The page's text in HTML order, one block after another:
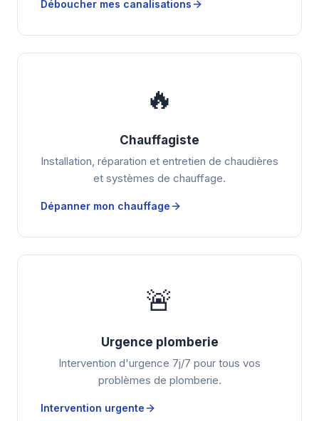
Déboucher mes canalisations
🔥
Chauffagiste
Installation, réparation et entretien de chaudières
et systèmes de chauffage.
Dépanner mon chauffage
🚨
Urgence plomberie
Intervention d'urgence 7j/7 pour tous vos
problèmes de plomberie.
Intervention urgente